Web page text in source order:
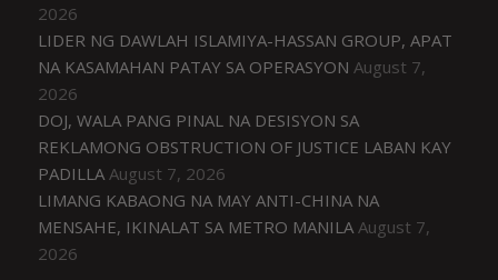
2026
LIDER NG DAWLAH ISLAMIYA-HASSAN GROUP, APAT
NA KASAMAHAN PATAY SA OPERASYON August 7,
2026
DOJ, WALA PANG PINAL NA DESISYON SA
REKLAMONG OBSTRUCTION OF JUSTICE LABAN KAY
PADILLA August 7, 2026
LIMANG KABAONG NA MAY ANTI-CHINA NA
MENSAHE, IKINALAT SA METRO MANILA August 7,
2026